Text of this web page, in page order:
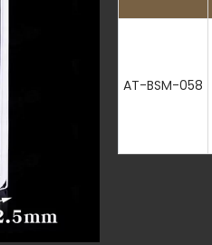
AT-BSM-058